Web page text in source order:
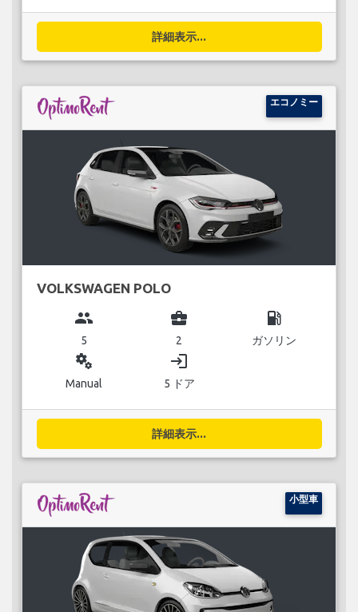
詳細表示...
エコノミー
VOLKSWAGEN POLO
group
5
business_center
2
local_gas_station
ガソリン
miscellaneous_services
Manual
login
5 ドア
詳細表示...
小型車